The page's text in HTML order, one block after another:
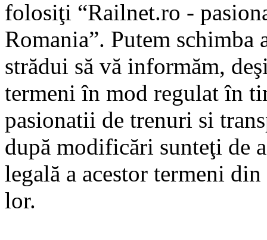
folosiţi “Railnet.ro -
Romania”. Putem
strădui să vă informăm,
termeni în mod regulat în
pasionatii de trenuri si
după modificări sunteţi de
legală a acestor termeni
lor.